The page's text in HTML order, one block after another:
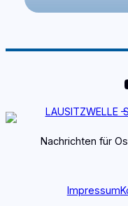
Nachrichten für
Impressum